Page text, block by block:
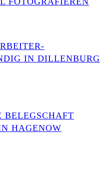
IN DILLENBURG
BELEGSCHAFT
HAGENOW